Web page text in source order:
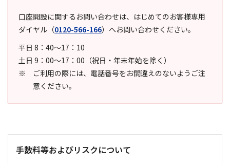
口座開設に関するお問い合わせは、はじめてのお客様専用
ダイヤル （0120-566-166） へお問い合わせください。
平日 8：40～17：10
土日 9：00～17：00（祝日・年末年始を除く）
ご利用の際には、電話番号をお間違えのないようご注
意ください。
手数料等およびリスクについて